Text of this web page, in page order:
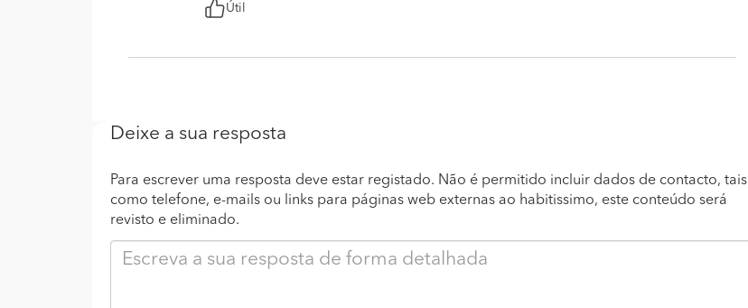
Útil
Deixe a sua resposta
Para escrever uma resposta deve estar registado. Não é permitido incluir dados de contacto, tais
como telefone, e-mails ou links para páginas web externas ao habitissimo, este conteúdo será
revisto e eliminado.